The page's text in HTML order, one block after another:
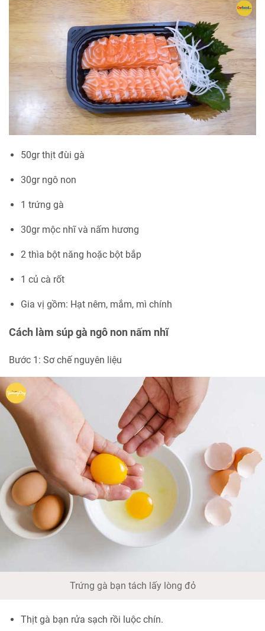
50gr thịt đùi gà
30gr ngô non
1 trứng gà
30gr mộc nhĩ và nấm hương
2 thìa bột năng hoặc bột bắp
1 củ cà rốt
Gia vị gồm: Hạt nêm, mắm, mì chính
Cách làm súp gà ngô non nấm nhĩ
Bước 1: Sơ chế nguyên liệu
Trứng gà bạn tách lấy lòng đỏ
Thịt gà bạn rửa sạch rồi luộc chín.